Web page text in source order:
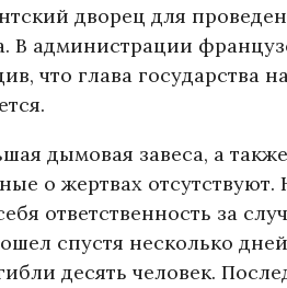
дворец для
администрации
что глава государства
дымовая завеса, а
о жертвах отсутствуют.
ответственность за
спустя несколько
десять человек.